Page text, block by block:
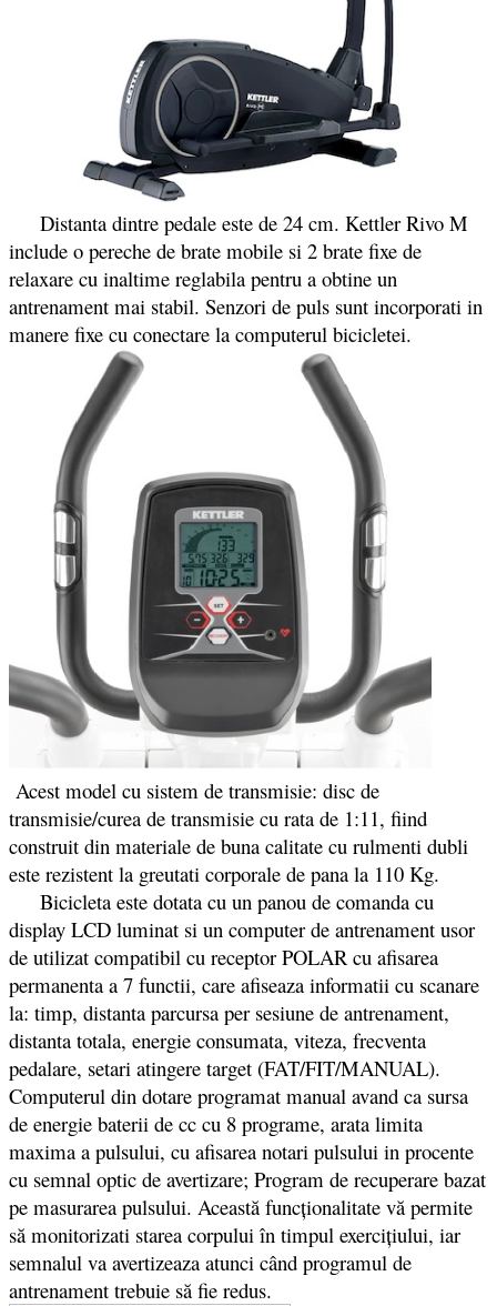
Distanta dintre pedale este de 24 cm. Kettler Rivo M
include o pereche de brate mobile si 2 brate fixe de
relaxare cu inaltime reglabila pentru a obtine un
antrenament mai stabil. Senzori de puls sunt incorporati in
manere fixe cu conectare la computerul bicicletei.
Acest model cu sistem de transmisie: disc de
transmisie/curea de transmisie cu rata de 1:11, fiind
construit din materiale de buna calitate cu rulmenti dubli
este rezistent la greutati corporale de pana la 110 Kg.
Bicicleta este dotata cu un panou de comanda cu
display LCD luminat si un computer de antrenament usor
de utilizat compatibil cu receptor POLAR cu afisarea
permanenta a 7 functii, care afiseaza informatii cu scanare
la: timp, distanta parcursa per sesiune de antrenament,
distanta totala, energie consumata, viteza, frecventa
pedalare, setari atingere target (FAT/FIT/MANUAL).
Computerul din dotare programat manual avand ca sursa
de energie baterii de cc cu 8 programe, arata limita
maxima a pulsului, cu afisarea notari pulsului in procente
cu semnal optic de avertizare; Program de recuperare bazat
pe masurarea pulsului. Această funcționalitate vă permite
să monitorizati starea corpului în timpul exercițiului, iar
semnalul va avertizeaza atunci când programul de
antrenament trebuie să fie redus.